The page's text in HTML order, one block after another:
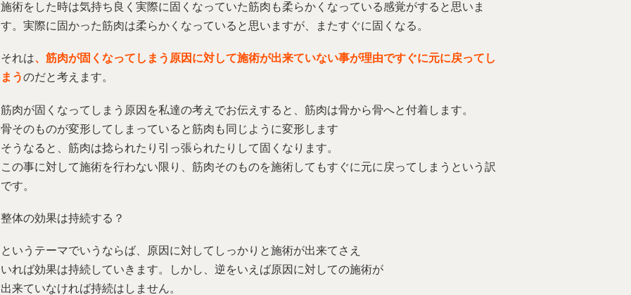
施術をした時は気持ち良く実際に固くなっていた筋肉も柔らかくなっている感覚がすると思いま
す。実際に固かった筋肉は柔らかくなっていると思いますが、またすぐに固くなる。
それは、筋肉が固くなってしまう原因に対して施術が出来ていない事が理由ですぐに元に戻ってし
まうのだと考えます。
筋肉が固くなってしまう原因を私達の考えでお伝えすると、筋肉は骨から骨へと付着します。
骨そのものが変形してしまっていると筋肉も同じように変形します
そうなると、筋肉は捻られたり引っ張られたりして固くなります。
この事に対して施術を行わない限り、筋肉そのものを施術してもすぐに元に戻ってしまうという訳
です。
整体の効果は持続する？
というテーマでいうならば、原因に対してしっかりと施術が出来てさえ
いれば効果は持続していきます。しかし、逆をいえば原因に対しての施術が
出来ていなければ持続はしません。